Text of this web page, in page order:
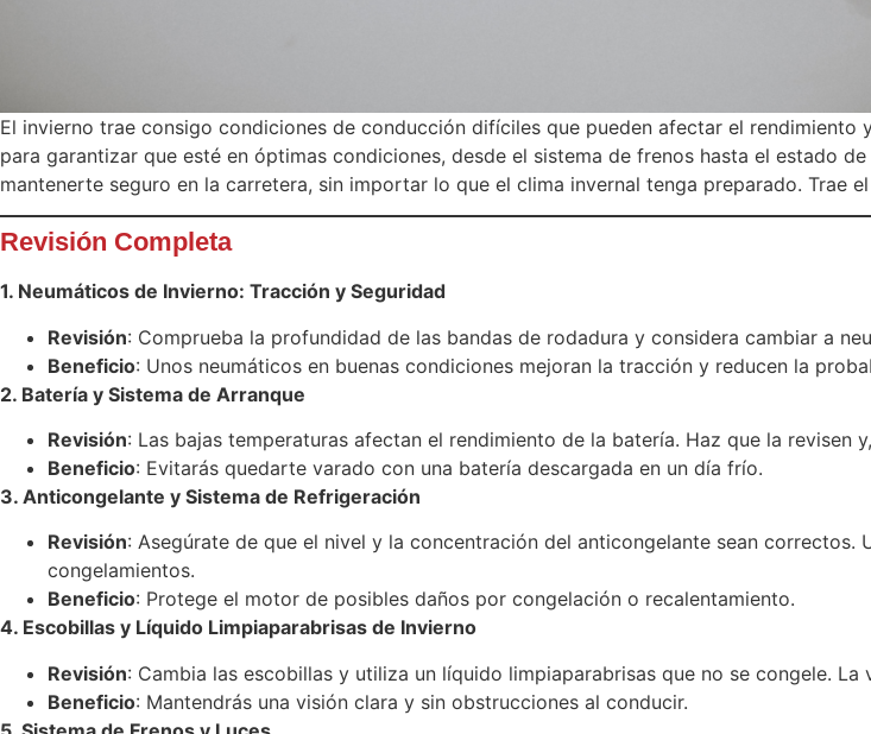
El invierno trae consigo condiciones de conducción difíciles que pueden afectar el
para garantizar que esté en óptimas condiciones, desde el sistema de frenos hasta el estado
mantenerte seguro en la carretera, sin importar lo que el clima invernal tenga preparado. Trae
Revisión Completa
1. Neumáticos de Invierno: Tracción y Seguridad
Revisión: Comprueba la profundidad de las bandas de rodadura y considera cambiar a
Beneficio: Unos neumáticos en buenas condiciones mejoran la tracción y reducen la
2. Batería y Sistema de Arranque
Revisión: Las bajas temperaturas afectan el rendimiento de la batería. Haz que la revisen
Beneficio: Evitarás quedarte varado con una batería descargada en un día frío.
3. Anticongelante y Sistema de Refrigeración
Revisión: Asegúrate de que el nivel y la concentración del anticongelante sean
congelamientos.
Beneficio: Protege el motor de posibles daños por congelación o recalentamiento.
4. Escobillas y Líquido Limpiaparabrisas de Invierno
Revisión: Cambia las escobillas y utiliza un líquido limpiaparabrisas que no se congele.
Beneficio: Mantendrás una visión clara y sin obstrucciones al conducir.